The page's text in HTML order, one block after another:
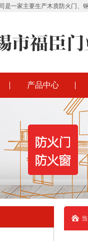
一家主要生产木质防火门、
产品中心